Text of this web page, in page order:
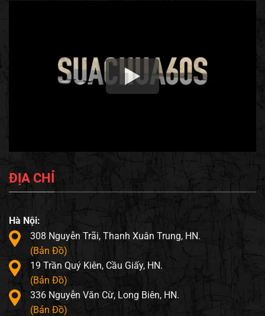
ĐỊA CHỈ
Hà Nội:
308 Nguyễn Trãi, Thanh Xuân Trung, HN.
(Bản Đồ)
19 Trần Quý Kiên, Cầu Giấy, HN.
(Bản Đồ)
336 Nguyễn Văn Cừ, Long Biên, HN.
(Bản Đồ)